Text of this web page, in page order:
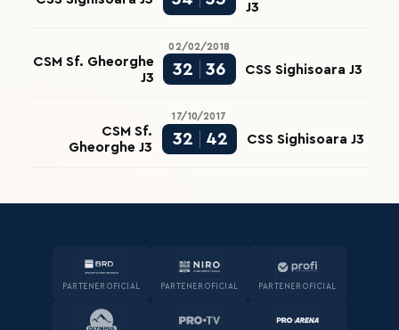
J3
02/02/2018
CSM Sf. Gheorghe
J3
32 36 CSS Sighisoara J3
17/10/2017
CSM Sf.
Gheorghe J3
32 42 CSS Sighisoara J3
PARTENER OFICIAL PARTENER OFICIAL PARTENER OFICIAL